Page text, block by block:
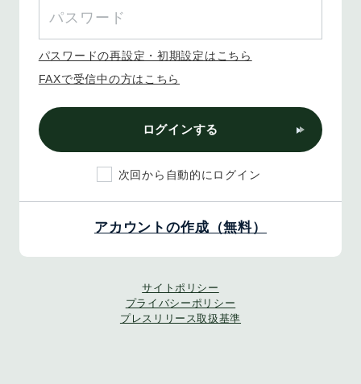
パスワードの再設定・初期設定はこちら
FAXで受信中の方はこちら
ログインする
次回から自動的にログイン
アカウントの作成（無料）
サイトポリシー
プライバシーポリシー
プレスリリース取扱基準